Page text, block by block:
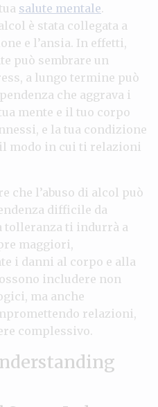
salute mentale.
è stata collegata a
e l’ansia. In effetti,
può sembrare un
a lungo termine può
che aggrava i
mente e il tuo corpo
e la tua condizione
modo in cui ti relazioni
che l’abuso di alcol può
difficile da
tolleranza ti indurrà a
maggiori,
i danni al corpo e alla
includere non
ma anche
relazioni,
complessivo.